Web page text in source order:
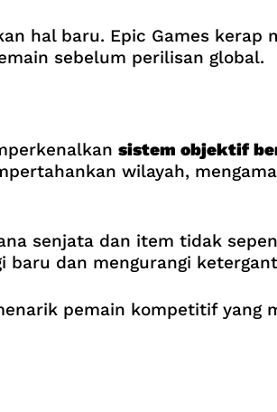
hal baru. Epic Games kerap
sebelum perilisan global.
sistem objektif
wilayah,
senjata dan item tidak
dan mengurangi
pemain kompetitif yang